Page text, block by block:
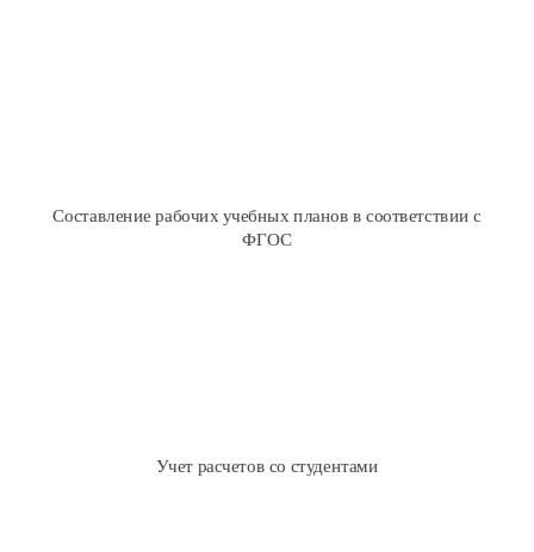
Составление рабочих учебных планов в соответствии с
ФГОС
Подготовка, хранение и печать рабочих учебных планов
Учет расчетов со студентами